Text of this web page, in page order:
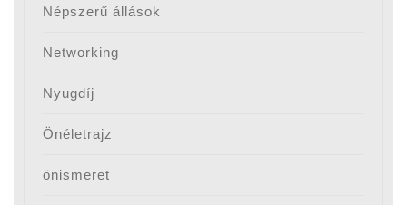
Népszerű állások
Networking
Nyugdíj
Önéletrajz
önismeret